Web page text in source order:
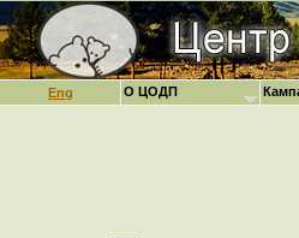
Eng О ЦОДП